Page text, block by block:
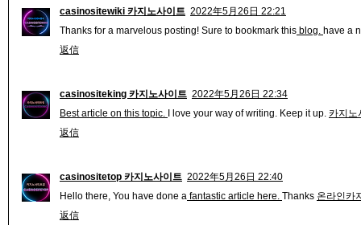
casinositewiki 카지노사이트 2022年5月26日 22:21
Thanks for a marvelous posting! Sure to bookmark this blog. have a
返信
casinositeking 카지노사이트 2022年5月26日 22:34
Best article on this topic.
I love your way of writing. Keep it up. 카지노
返信
casinositetop 카지노사이트 2022年5月26日 22:40
Hello there, You have done a fantastic article here. Thanks 온라인카
返信